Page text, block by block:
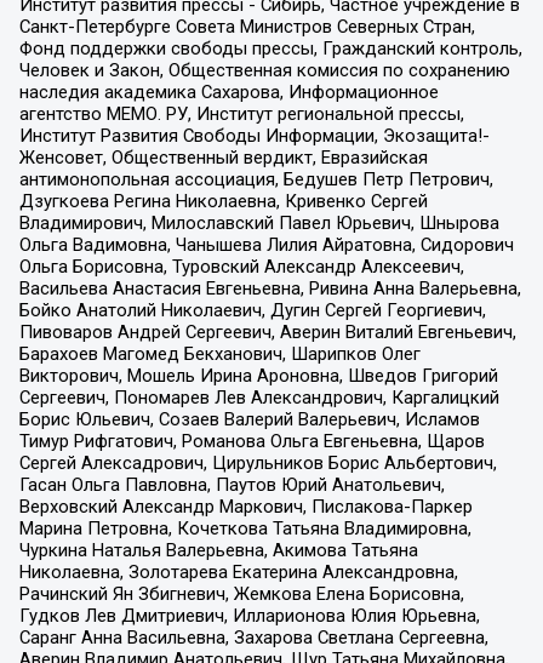
Институт развития прессы - Сибирь, Частное учреждение в
Санкт-Петербурге Совета Министров Северных Стран,
Фонд поддержки свободы прессы, Гражданский контроль,
Человек и Закон, Общественная комиссия по сохранению
наследия академика Сахарова, Информационное
агентство МЕМО. РУ, Институт региональной прессы,
Институт Развития Свободы Информации, Экозащита!-
Женсовет, Общественный вердикт, Евразийская
антимонопольная ассоциация, Бедушев Петр Петрович,
Дзугкоева Регина Николаевна, Кривенко Сергей
Владимирович, Милославский Павел Юрьевич, Шнырова
Ольга Вадимовна, Чанышева Лилия Айратовна, Сидорович
Ольга Борисовна, Туровский Александр Алексеевич,
Васильева Анастасия Евгеньевна, Ривина Анна Валерьевна,
Бойко Анатолий Николаевич, Дугин Сергей Георгиевич,
Пивоваров Андрей Сергеевич, Аверин Виталий Евгеньевич,
Барахоев Магомед Бекханович, Шарипков Олег
Викторович, Мошель Ирина Ароновна, Шведов Григорий
Сергеевич, Пономарев Лев Александрович, Каргалицкий
Борис Юльевич, Созаев Валерий Валерьевич, Исламов
Тимур Рифгатович, Романова Ольга Евгеньевна, Щаров
Сергей Алексадрович, Цирульников Борис Альбертович,
Гасан Ольга Павловна, Паутов Юрий Анатольевич,
Верховский Александр Маркович, Пислакова-Паркер
Марина Петровна, Кочеткова Татьяна Владимировна,
Чуркина Наталья Валерьевна, Акимова Татьяна
Николаевна, Золотарева Екатерина Александровна,
Рачинский Ян Збигневич, Жемкова Елена Борисовна,
Гудков Лев Дмитриевич, Илларионова Юлия Юрьевна,
Саранг Анна Васильевна, Захарова Светлана Сергеевна,